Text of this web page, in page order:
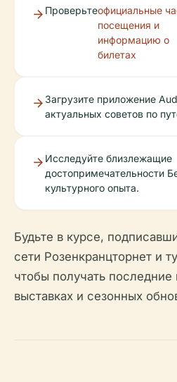
Проверьтеофициальные
посещения и
информацию о
билетах
Загрузите приложение
актуальных советов по
Исследуйте близлежащие
достопримечательности
культурного опыта.
Будьте в курсе,
сети Розенкранцторнет и
чтобы получать последние
выставках и сезонных